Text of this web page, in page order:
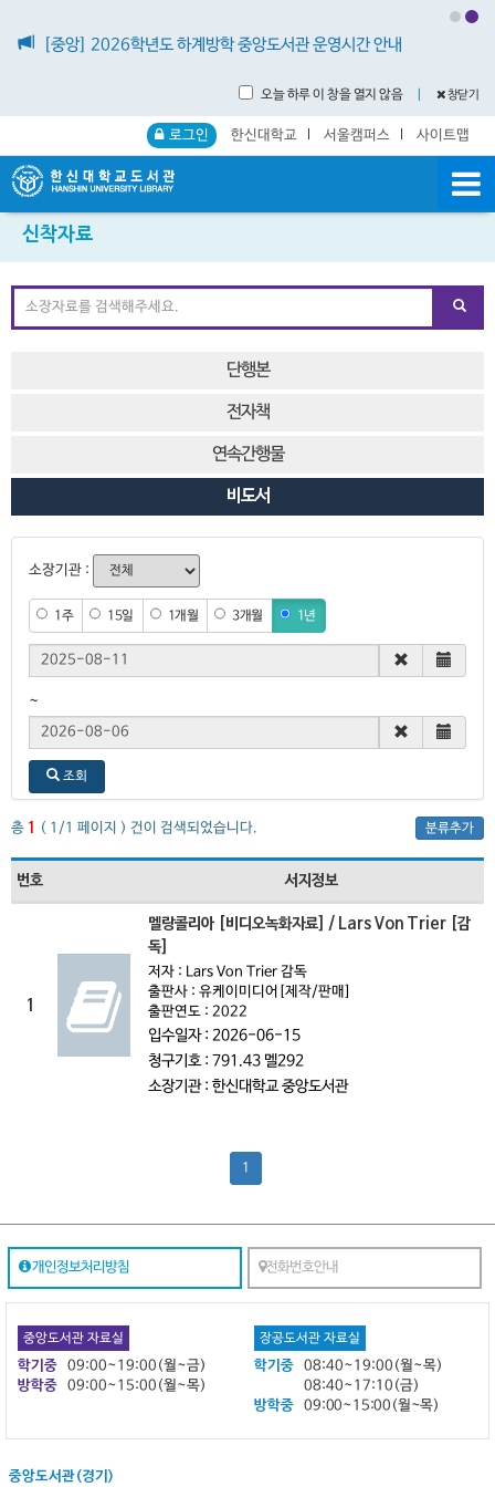
[중앙] 2026학년도 하계방학 중앙도서관 운영시간 안내
오늘 하루 이 창을 열지 않음 창닫기
로그인 한신대학교 서울캠퍼스 사이트맵
신착자료
단행본
전자책
연속간행물
비도서
소장기관 :
1주 15일 1개월 3개월 1년
시작 일자
~
종료 일자
조회
총 1 ( 1/1 페이지 ) 건이 검색되었습니다. 분류추가
번호 서지정보
1
멜랑콜리아 [비디오녹화자료] / Lars Von Trier [감
독]
저자 : Lars Von Trier 감독
출판사 : 유케이미디어[제작/판매]
출판연도 : 2022
입수일자 : 2026-06-15
청구기호 : 791.43 멜292
소장기관 : 한신대학교 중앙도서관
1
개인정보처리방침 전화번호안내
중앙도서관 자료실
학기중 09:00~19:00(월~금)
방학중 09:00~15:00(월~목)
장공도서관 자료실
학기중
08:40~19:00(월~목)
08:40~17:10(금)
방학중
09:00~15:00(월~목)
중앙도서관(경기)